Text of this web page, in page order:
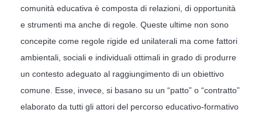
comunità educativa è composta di relazioni, di opportunità
e strumenti ma anche di regole. Queste ultime non sono
concepite come regole rigide ed unilaterali ma come fattori
ambientali, sociali e individuali ottimali in grado di produrre
un contesto adeguato al raggiungimento di un obiettivo
comune. Esse, invece, si basano su un “patto” o “contratto”
elaborato da tutti gli attori del percorso educativo-formativo